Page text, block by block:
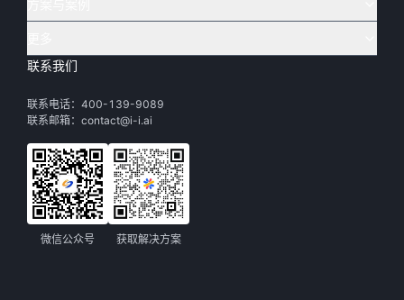
IDP 文档审阅 实在 RPA 机器人
实在 RPA 控制器
实在取数宝
电商
政府
制造
教育
财务
下载体验
实在学院
实在社区
帮助中心
智能体市场
渠道加盟
关于实在
加入我们
联系我们
联系电话：400-139-9089
联系邮箱：contact@i-i.ai
微信公众号 获取解决方案